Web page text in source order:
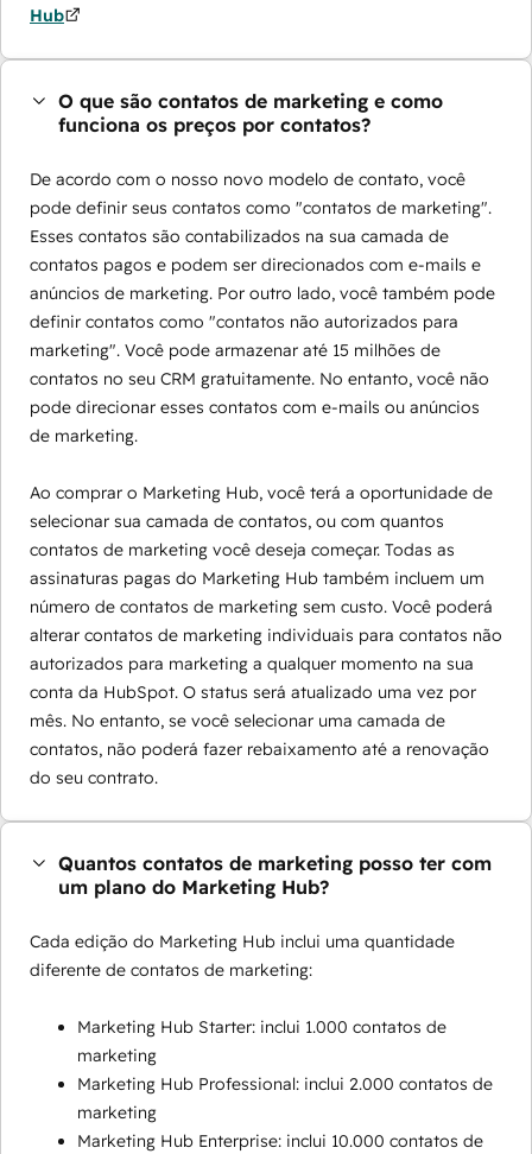
Hub
O que são contatos de marketing e como
funciona os preços por contatos?
De acordo com o nosso novo modelo de contato, você
pode definir seus contatos como "contatos de marketing".
Esses contatos são contabilizados na sua camada de
contatos pagos e podem ser direcionados com e-mails e
anúncios de marketing. Por outro lado, você também pode
definir contatos como "contatos não autorizados para
marketing". Você pode armazenar até 15 milhões de
contatos no seu CRM gratuitamente. No entanto, você não
pode direcionar esses contatos com e-mails ou anúncios
de marketing.
Ao comprar o Marketing Hub, você terá a oportunidade de
selecionar sua camada de contatos, ou com quantos
contatos de marketing você deseja começar. Todas as
assinaturas pagas do Marketing Hub também incluem um
número de contatos de marketing sem custo. Você poderá
alterar contatos de marketing individuais para contatos não
autorizados para marketing a qualquer momento na sua
conta da HubSpot. O status será atualizado uma vez por
mês. No entanto, se você selecionar uma camada de
contatos, não poderá fazer rebaixamento até a renovação
do seu contrato.
Quantos contatos de marketing posso ter com
um plano do Marketing Hub?
Cada edição do Marketing Hub inclui uma quantidade
diferente de contatos de marketing:
Marketing Hub Starter: inclui 1.000 contatos de
marketing
Marketing Hub Professional: inclui 2.000 contatos de
marketing
Marketing Hub Enterprise: inclui 10.000 contatos de